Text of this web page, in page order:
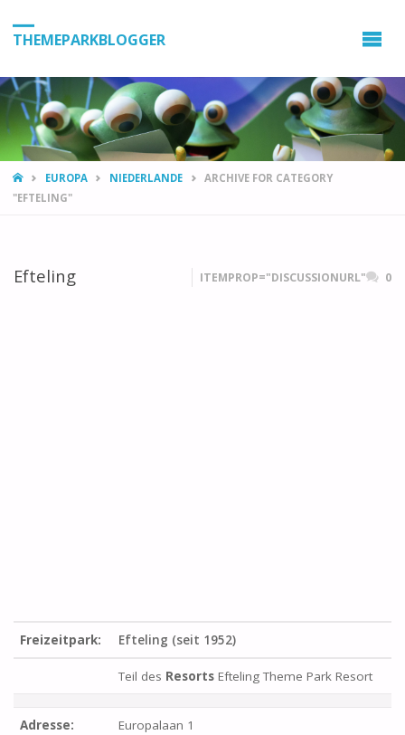
THEMEPARKBLOGGER
HOMEEUROPA NIEDERLANDE
ARCHIVE FOR CATEGORY
"EFTELING"
Efteling ITEMPROP="DISCUSSIONURL" 0
Freizeitpark: Efteling (seit 1952)
Teil des Resorts Efteling Theme Park Resort
Adresse: Europalaan 1